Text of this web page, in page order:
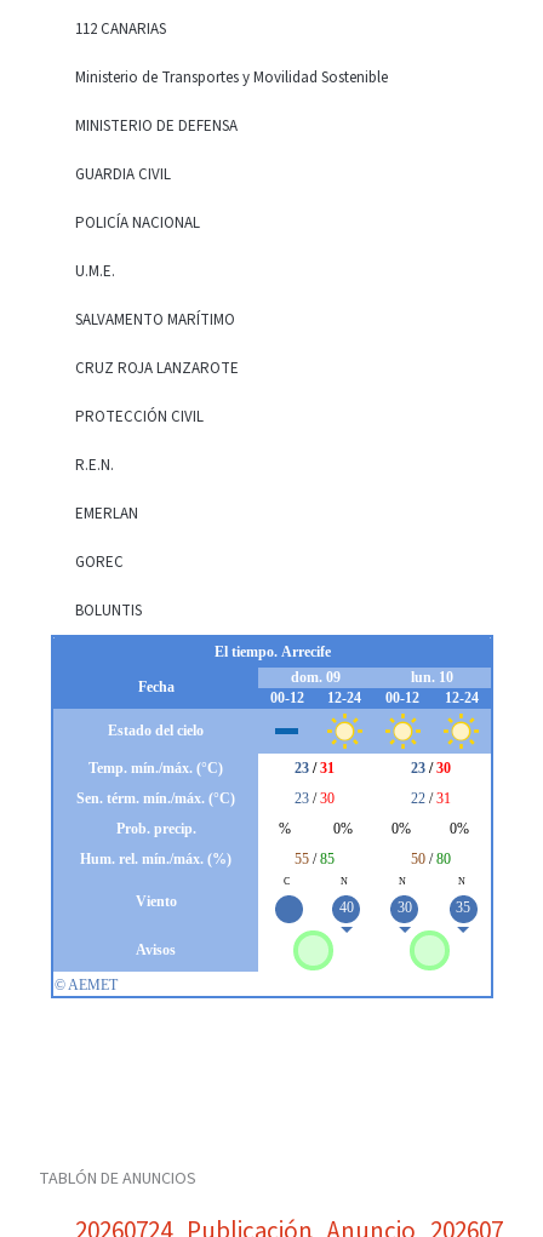
112 CANARIAS
Ministerio de Transportes y Movilidad Sostenible
MINISTERIO DE DEFENSA
GUARDIA CIVIL
POLICÍA NACIONAL
U.M.E.
SALVAMENTO MARÍTIMO
CRUZ ROJA LANZAROTE
PROTECCIÓN CIVIL
R.E.N.
EMERLAN
GOREC
BOLUNTIS
TABLÓN DE ANUNCIOS